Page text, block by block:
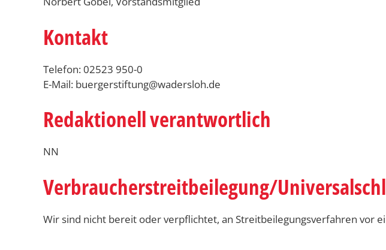
Kontakt
Telefon: 02523 950-0
E-Mail: buergerstiftung@wadersloh.de
Redaktionell verantwortlich
NN
Verbraucher­streit­beilegung/
Wir sind nicht bereit oder verpflichtet, an Streitbeilegungsverfahren vor